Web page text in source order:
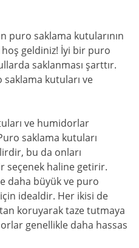
puro saklama kutularının
geldiniz! İyi bir puro
saklanması şarttır.
saklama kutuları ve
ve humidorlar
saklama kutuları
bu da onları
seçenek haline getirir.
daha büyük ve puro
idealdir. Her ikisi de
koruyarak taze tutmaya
genellikle daha hassas